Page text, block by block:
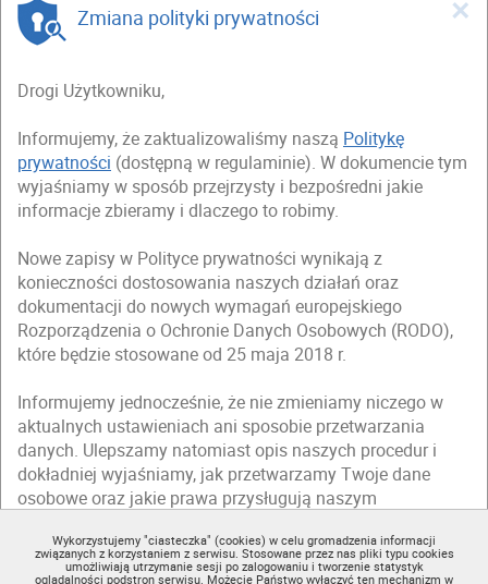
Wykorzystujemy "ciasteczka" (cookies) w celu gromadzenia informacji
związanych z korzystaniem z serwisu. Stosowane przez nas pliki typu cookies
umożliwiają utrzymanie sesji po zalogowaniu i tworzenie statystyk
oglądalności podstron serwisu. Możecie Państwo wyłączyć ten mechanizm w
×
Zmiana polityki prywatności
Drogi Użytkowniku,
Informujemy, że zaktualizowaliśmy naszą Politykę
prywatności (dostępną w regulaminie). W dokumencie tym
wyjaśniamy w sposób przejrzysty i bezpośredni jakie
informacje zbieramy i dlaczego to robimy.
Nowe zapisy w Polityce prywatności wynikają z
konieczności dostosowania naszych działań oraz
dokumentacji do nowych wymagań europejskiego
Rozporządzenia o Ochronie Danych Osobowych (RODO),
które będzie stosowane od 25 maja 2018 r.
Informujemy jednocześnie, że nie zmieniamy niczego w
aktualnych ustawieniach ani sposobie przetwarzania
danych. Ulepszamy natomiast opis naszych procedur i
dokładniej wyjaśniamy, jak przetwarzamy Twoje dane
osobowe oraz jakie prawa przysługują naszym
Zapraszamy Cię do zapoznania się ze zmienionąPolityką